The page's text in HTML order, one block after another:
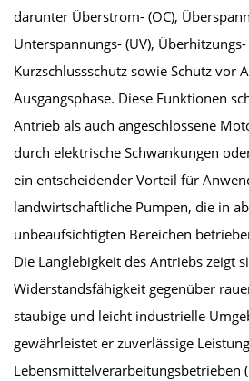
darunter Überstrom- (OC),
Unterspannungs- (UV), Überhitzungs-
Kurzschlussschutz sowie Schutz vor
Ausgangsphase. Diese Funktionen
Antrieb als auch angeschlossene
durch elektrische Schwankungen
ein entscheidender Vorteil für
landwirtschaftliche Pumpen, die in
unbeaufsichtigten Bereichen
Die Langlebigkeit des Antriebs zeigt
Widerstandsfähigkeit gegenüber
staubige und leicht industrielle
gewährleistet er zuverlässige
Lebensmittelverarbeitungsbetrieben